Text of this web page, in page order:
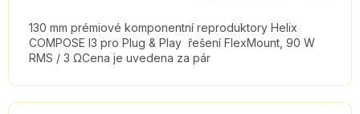
130 mm prémiové komponentní reproduktory Helix
COMPOSE I3 pro Plug & Play řešení FlexMount, 90 W
RMS / 3 ΩCena je uvedena za pár